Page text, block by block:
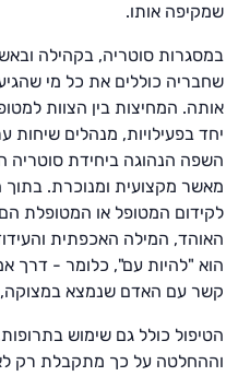
שמקיפה אותו.
במסגרות סוטריה, בקהילה
שחבריה כוללים את כל מי
אותה. המחיצות בין הצוות
יחד בפעילויות, מנהלים שיחות
השפה הנהוגה ביחידת סוטריה
מאשר מקצועית ומנוכרת. בתוך
לקידום המטופל או המטופלת
האוהד, המילה האכפתית
הוא "להיות עם", כלומר - דרך
קשר עם האדם שנמצא במצוקה,
הטיפול כולל גם שימוש
וההחלטה על כך מתקבלת רק